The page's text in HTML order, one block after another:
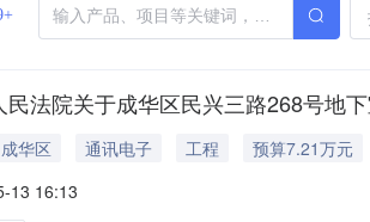
民法院关于成华区民兴三路268号地
华区 通讯电子 工程
预算7.21万元
13 16:13